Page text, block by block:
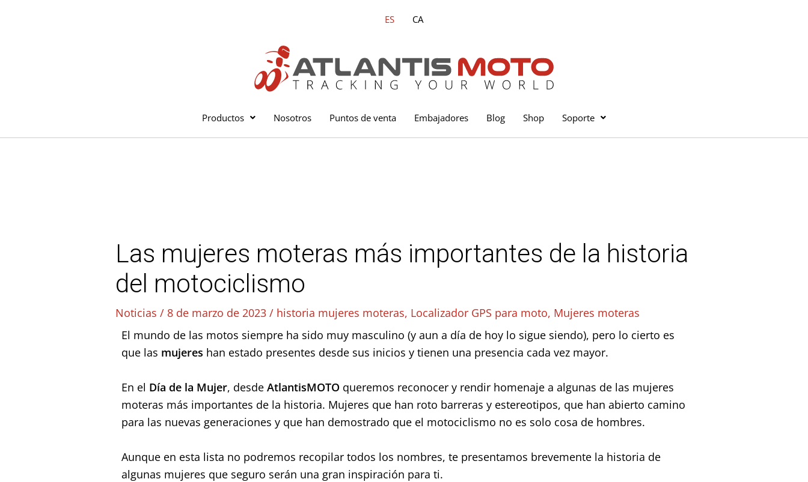
ES CA
Productos Nosotros Puntos de venta Embajadores Blog Shop Soporte
Las mujeres moteras más importantes de la historia
del motociclismo
Noticias / 8 de marzo de 2023/ historia mujeres moteras, Localizador GPS para moto, Mujeres moteras
El mundo de las motos siempre ha sido muy masculino (y aun a día de hoy lo sigue siendo), pero lo cierto es
que las mujeres han estado presentes desde sus inicios y tienen una presencia cada vez mayor.
En el Día de la Mujer, desdeAtlantisMOTO queremos reconocer y rendir homenaje a algunas de las mujeres
moteras más importantes de la historia. Mujeres que han roto barreras y estereotipos, que han abierto camino
para las nuevas generaciones y que han demostrado que el motociclismo no es solo cosa de hombres.
Aunque en esta lista no podremos recopilar todos los nombres, te presentamos brevemente la historia de
algunas mujeres que seguro serán una gran inspiración para ti.